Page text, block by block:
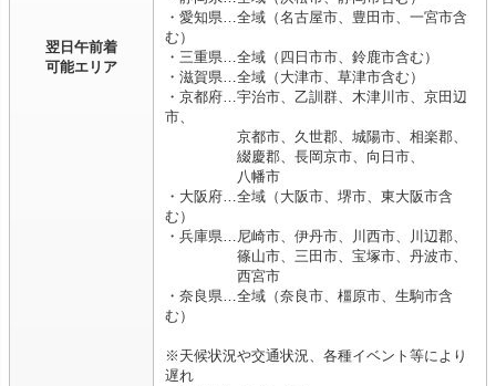
翌日午前着
可能エリア
・愛知県…全域（名古屋市、豊田市、一宮市含
む）
・三重県…全域（四日市市、鈴鹿市含む）
・滋賀県…全域（大津市、草津市含む）
・京都府…宇治市、乙訓群、木津川市、京田辺
市、
京都市、久世郡、城陽市、相楽郡、
綴慶郡、長岡京市、向日市、
八幡市
・大阪府…全域（大阪市、堺市、東大阪市含
む）
・兵庫県…尼崎市、伊丹市、川西市、川辺郡、
篠山市、三田市、宝塚市、丹波市、
西宮市
・奈良県…全域（奈良市、橿原市、生駒市含
む）
※天候状況や交通状況、各種イベント等により
遅れ